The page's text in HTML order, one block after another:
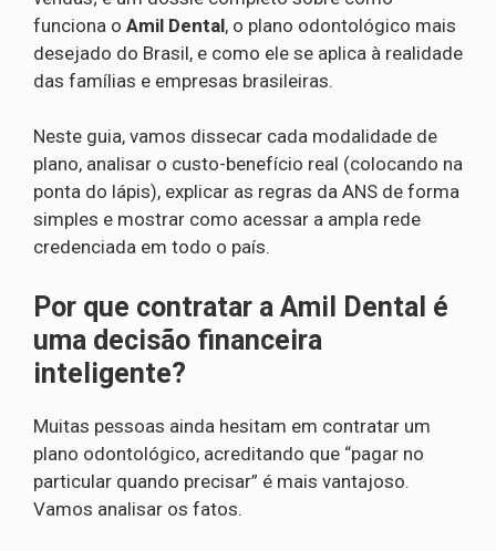
funciona o Amil Dental, o plano odontológico mais
desejado do Brasil, e como ele se aplica à realidade
das famílias e empresas brasileiras.
Neste guia, vamos dissecar cada modalidade de
plano, analisar o custo-benefício real (colocando na
ponta do lápis), explicar as regras da ANS de forma
simples e mostrar como acessar a ampla rede
credenciada em todo o país.
Por que contratar a Amil Dental é
uma decisão financeira
inteligente?
Muitas pessoas ainda hesitam em contratar um
plano odontológico, acreditando que “pagar no
particular quando precisar” é mais vantajoso.
Vamos analisar os fatos.